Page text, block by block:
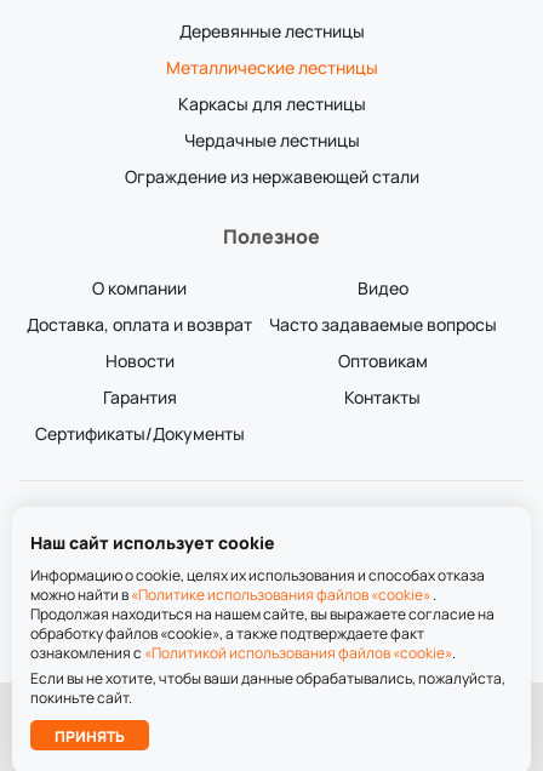
Деревянные лестницы
Металлические лестницы
Каркасы для лестницы
Чердачные лестницы
Ограждение из нержавеющей стали
Полезное
О компании
Доставка, оплата и возврат
Новости
Гарантия
Сертификаты/Документы
Видео
Часто задаваемые вопросы
Оптовикам
Контакты
+7 (952) 907-45-64
пн-вс 9:00-21:00
При использовании материалов сайта ссылка на сайт обязательна.
Политика обработки персональных данных
Наш сайт использует cookie
Информацию о cookie, целях их использования и способах отказа
можно найти в«Политике использования файлов «cookie».
Продолжая находиться на нашем сайте, вы выражаете согласие на
обработку файлов «cookie», а также подтверждаете факт
ознакомления с «Политикой использования файлов «cookie».
Если вы не хотите, чтобы ваши данные обрабатывались, пожалуйста,
покиньте сайт.
ПРИНЯТЬ
Подобрать
лестницу